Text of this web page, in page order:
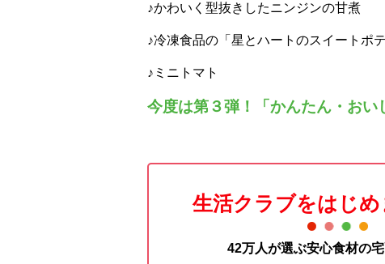
♪かわいく型抜きしたニンジンの甘煮
♪冷凍食品の「星とハートのスイートポ
♪ミニトマト
今度は第３弾！「かんたん・おい
生活クラブをはじめ
42万人が選ぶ安心食材の